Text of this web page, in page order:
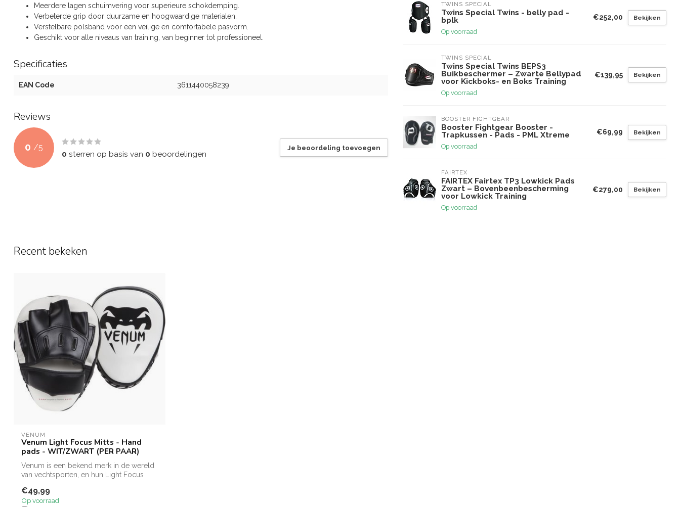
Meerdere lagen schuimvering voor superieure schokdemping.
Verbeterde grip door duurzame en hoogwaardige materialen.
Verstelbare polsband voor een veilige en comfortabele pasvorm.
Geschikt voor alle niveaus van training, van beginner tot professioneel.
Specificaties
EAN Code 3611440058239
Reviews
0 /5
0 sterren op basis van 0 beoordelingen
Je beoordeling toevoegen
TWINS SPECIAL
Twins Special Twins - belly pad -
bplk
Op voorraad
€252,00 Bekijken
TWINS SPECIAL
Twins Special Twins BEPS3
Buikbeschermer – Zwarte Bellypad
voor Kickboks- en Boks Training
Op voorraad
€139,95 Bekijken
BOOSTER FIGHTGEAR
Booster Fightgear Booster -
Trapkussen - Pads - PML Xtreme
Op voorraad
€69,99 Bekijken
FAIRTEX
FAIRTEX Fairtex TP3 Lowkick Pads
Zwart – Bovenbeenbescherming
voor Lowkick Training
Op voorraad
€279,00 Bekijken
Recent bekeken
VENUM
Venum Light Focus Mitts - Hand
pads - WIT/ZWART (PER PAAR)
Venum is een bekend merk in de wereld
van vechtsporten, en hun Light Focus
€49,99
Op voorraad